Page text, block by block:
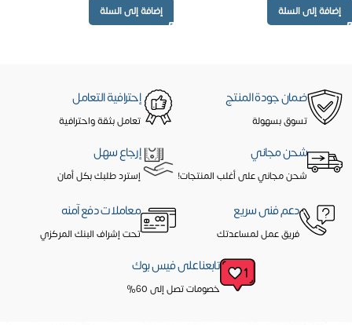
إضافة إلى السلة إضافة إلى السلة
ضمان جودة المنتج
تسوق بسهولة
إحترافية التعامل
تعامل بثقة واحترافية
شحن مجاني
شحن مجاني على أغلب المنتجات!
إرجاع سهل
إسترد طلبك بكل أمان
دعم فنى سريع
فريق عمل لمساعدتك
معاملات دفع آمنه
تحت إشراف البنك المركزي
تابعنا على فيس بوك
خصومات تصل إلى 60%